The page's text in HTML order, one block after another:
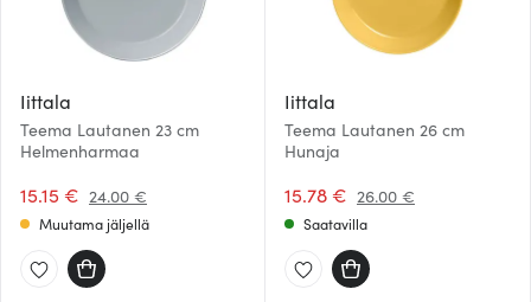
Iittala
Teema Lautanen 23 cm
Helmenharmaa
15.15 € 24.00 €
Muutama jäljellä
Iittala
Teema Lautanen 26 cm
Hunaja
15.78 € 26.00 €
Saatavilla